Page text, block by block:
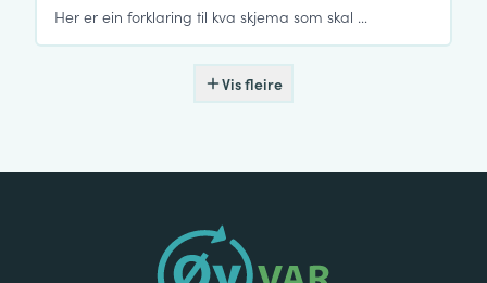
Her er ein forklaring til kva skjema som skal …
Vis fleire